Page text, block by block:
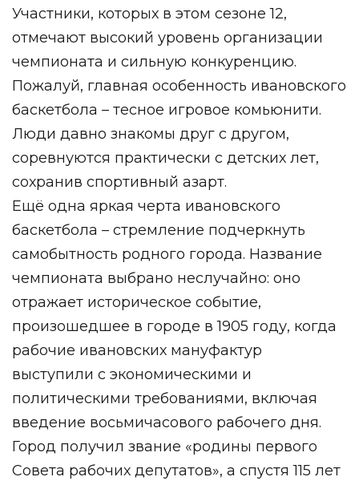
Участники, которых в этом сезоне 12,
отмечают высокий уровень организации
чемпионата и сильную конкуренцию.
Пожалуй, главная особенность ивановского
баскетбола – тесное игровое комьюнити.
Люди давно знакомы друг с другом,
соревнуются практически с детских лет,
сохранив спортивный азарт.
Ещё одна яркая черта ивановского
баскетбола – стремление подчеркнуть
самобытность родного города. Название
чемпионата выбрано неслучайно: оно
отражает историческое событие,
произошедшее в городе в 1905 году, когда
рабочие ивановских мануфактур
выступили с экономическими и
политическими требованиями, включая
введение восьмичасового рабочего дня.
Город получил звание «родины первого
Совета рабочих депутатов», а спустя 115 лет